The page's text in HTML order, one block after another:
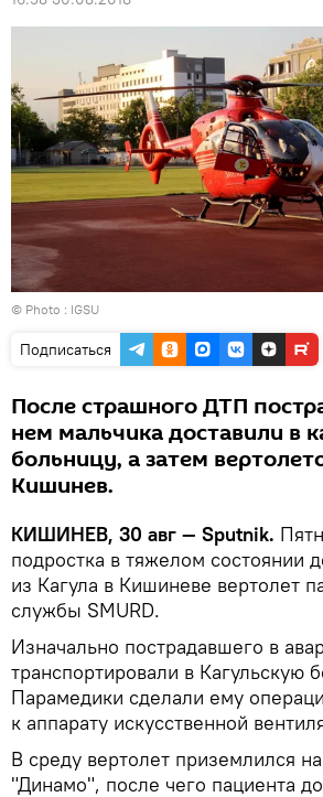
© Photo : IGSU
Подписаться
После страшного ДТП
нем мальчика доставили в
больницу, а затем
Кишинев.
КИШИНЕВ, 30 авг — Sputnik.
подростка в тяжелом состоянии
из Кагула в Кишиневе вертолет
службы SMURD.
Изначально пострадавшего в
транспортировали в Кагульскую
Парамедики сделали ему
к аппарату искусственной
В среду вертолет приземлился
"Динамо", после чего пациента